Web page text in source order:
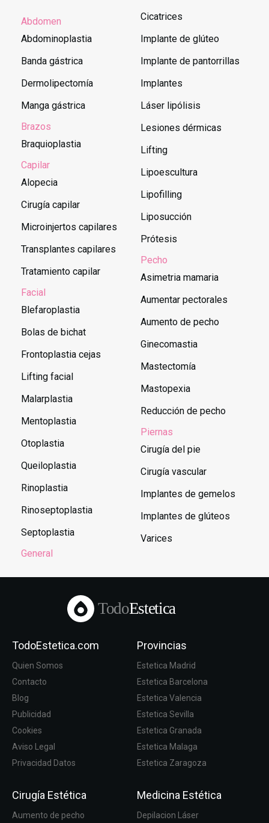
Abdomen
Abdominoplastia
Banda gástrica
Dermolipectomía
Manga gástrica
Brazos
Braquioplastia
Capilar
Alopecia
Cirugía capilar
Microinjertos capilares
Transplantes capilares
Tratamiento capilar
Facial
Blefaroplastia
Bolas de bichat
Frontoplastia cejas
Lifting facial
Malarplastia
Mentoplastia
Otoplastia
Queiloplastia
Rinoplastia
Rinoseptoplastia
Septoplastia
General
Cicatrices
Implante de glúteo
Implante de pantorrillas
Implantes
Láser lipólisis
Lesiones dérmicas
Lifting
Lipoescultura
Lipofilling
Liposucción
Prótesis
Pecho
Asimetria mamaria
Aumentar pectorales
Aumento de pecho
Ginecomastia
Mastectomía
Mastopexia
Reducción de pecho
Piernas
Cirugía del pie
Cirugía vascular
Implantes de gemelos
Implantes de glúteos
Varices
TodoEstetica
TodoEstetica.com
Quien Somos
Contacto
Blog
Publicidad
Cookies
Aviso Legal
Privacidad Datos
Provincias
Estetica Madrid
Estetica Barcelona
Estetica Valencia
Estetica Sevilla
Estetica Granada
Estetica Malaga
Estetica Zaragoza
Cirugía Estética
Aumento de pecho
Medicina Estética
Depilacion Láser